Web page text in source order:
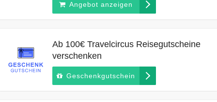
Angebot anzeigen
Ab 100€ Travelcircus Reisegutscheine
verschenken
Geschenkgutschein